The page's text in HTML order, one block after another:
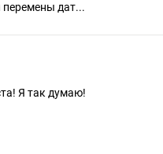
перемены дат...
Я так думаю!